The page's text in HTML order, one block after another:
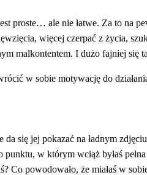
proste… ale nie łatwe. Za to na
więcej czerpać z życia,
malkontentem. I dużo fajniej się
w sobie motywację do
się jej pokazać na ładnym
w którym wciąż byłaś
Co powodowało, że miałaś w